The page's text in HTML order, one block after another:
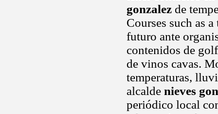
gonzalez de
Courses such as
futuro ante
contenidos de
de vinos cavas.
temperaturas,
alcalde nieves
periódico local